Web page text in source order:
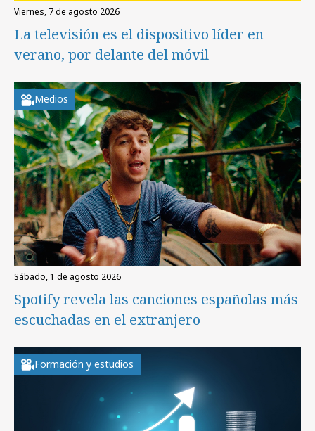
viernes, 7 de agosto 2026
La televisión es el dispositivo líder en
verano, por delante del móvil
Medios
sábado, 1 de agosto 2026
Spotify revela las canciones españolas más
escuchadas en el extranjero
Formación y estudios